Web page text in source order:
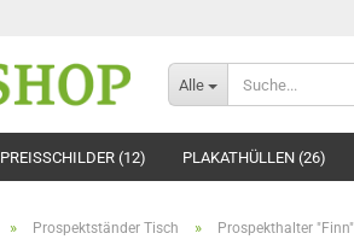
Alle
PREISSCHILDER (12) PLAKATHÜLLEN (26)
» Prospektständer Tisch » Prospekthalter "Finn"